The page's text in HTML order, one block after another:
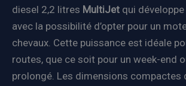
diesel 2,2 litres MultiJet qui
avec la possibilité d’opter pour un
chevaux. Cette puissance est idéale
routes, que ce soit pour un week-end
prolongé. Les dimensions compactes